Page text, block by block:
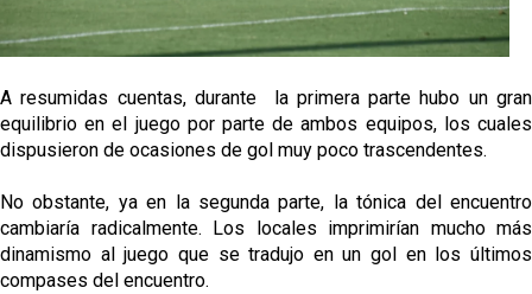
Vargas y Sow se incorporan al grupo en la sesión
del martes
Odysseas Vlachodimos: “El objetivo es mejorar la
temporada pasada”
El Sevilla FC empieza a inscribir a los nuevos
Opinión | "Carta abierta a Alberto Flores" por Rafa
García
A resumidas cuentas, durante la primera parte hubo un gran
equilibrio en el juego por parte de ambos equipos, los cuales
dispusieron de ocasiones de gol muy poco trascendentes.
No obstante, ya en la segunda parte, la tónica del encuentro
cambiaría radicalmente. Los locales imprimirían mucho más
dinamismo al juego que se tradujo en un gol en los últimos
compases del encuentro.